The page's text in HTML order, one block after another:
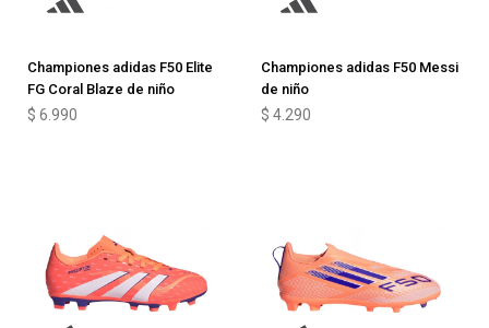
Championes adidas F50 Elite
FG Coral Blaze de niño
$ 6.990
Championes adidas F50 Messi
de niño
$ 4.290